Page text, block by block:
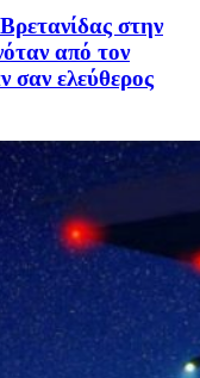
στην
από τον
σαν ελεύθερος